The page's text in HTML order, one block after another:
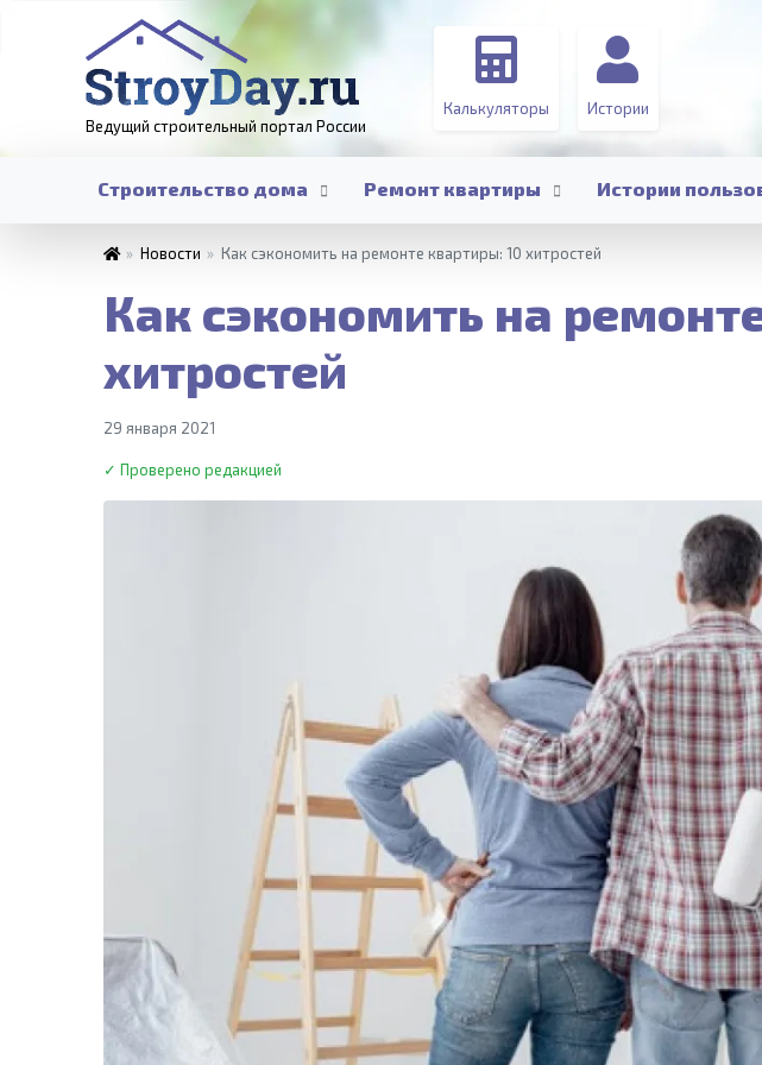
Ведущий строительный портал России
Калькуляторы Истории
Строительство дома Ремонт квартиры Истории
» Новости » Как сэкономить на ремонте квартиры: 10 хитростей
Как сэкономить на
хитростей
29 января 2021
✓ Проверено редакцией